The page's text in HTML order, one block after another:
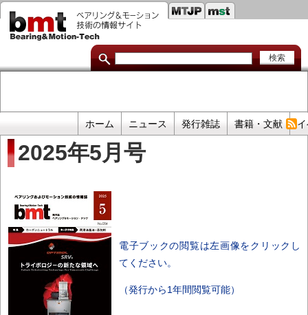
メ
イ
テ
カ
ン
ダ
リ
ン
ラ
イ
リ
ン
ク
ホーム ニュース 発行雑誌 書籍・文献
2025年5月号
電子ブックの閲覧は左画像をクリックし
てください。
（発行から1年間閲覧可能）